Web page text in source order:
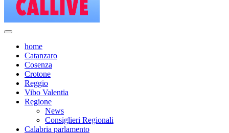
home
Catanzaro
Cosenza
Crotone
Reggio
Vibo Valentia
Regione
News
Consiglieri Regionali
Calabria parlamento